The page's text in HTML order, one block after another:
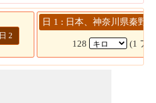
日 2
日 1 : 日本、神奈川県秦野
128 (1 ア